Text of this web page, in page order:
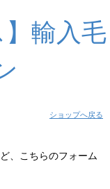
】輸入毛
ショップへ戻る
、こちらのフォーム